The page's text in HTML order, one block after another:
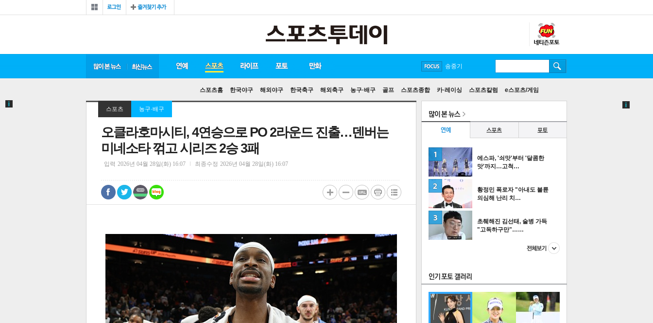
로그 즐겨찾기
많이 본 뉴스 최신 뉴스 스포츠
스포츠홈 한국야구 해외야구 한국축구 해외축구 농구·배구 골프 스포츠종합 카·레이싱 스포츠칼럼 e스포츠/게임
라이프
만화
FOCUS
방탄소년단
손흥민
유아인
송중기
스포츠 농구·배구
오클라호마시티, 4연승으로 PO 2라운드 진출…덴버는
미네소타 꺾고 시리즈 2승 3패
입력 2026년 04월 28일(화) 16:07 최종수정 2026년 04월 28일(화) 16:07
0
에스파, '쇠맛'부터 '달콤한
맛'까지…고척…
황정민 폭로자 "아내도 불륜
의심해 난리 치…
초췌해진 김선태, 술병 가득
"고독하구만"……